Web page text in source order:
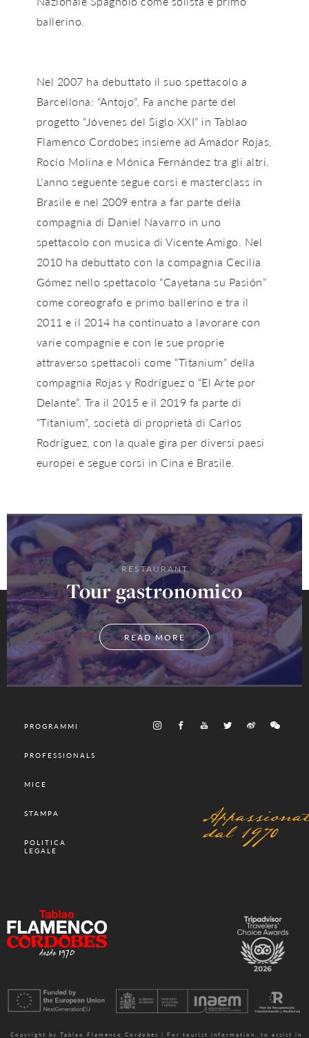
ballerino.
Nel 2007 ha debuttato il suo spettacolo a
Barcellona: “Antojo”. Fa anche parte del
progetto “Jóvenes del Siglo XXI” in Tablao
Flamenco Cordobes insieme ad Amador Rojas,
Rocío Molina e Mónica Fernández tra gli altri.
L’anno seguente segue corsi e masterclass in
Brasile e nel 2009 entra a far parte della
compagnia di Daniel Navarro in uno
spettacolo con musica di Vicente Amigo. Nel
2010 ha debuttato con la compagnia Cecilia
Gómez nello spettacolo “Cayetana su Pasión”
come coreografo e primo ballerino e tra il
2011 e il 2014 ha continuato a lavorare con
varie compagnie e con le sue proprie
attraverso spettacoli come “Titanium” della
compagnia Rojas y Rodríguez o “El Arte por
Delante”. Tra il 2015 e il 2019 fa parte di
“Titanium”, società di proprietà di Carlos
Rodríguez, con la quale gira per diversi paesi
europei e segue corsi in Cina e Brasile.
RESTAURANT
Tour gastronomico
READ MORE
PROGRAMMI
PROFESSIONALS
MICE
STAMPA
POLITICA
LEGALE
dal 1970
Copyright by Tablao Flamenco Cordobes | For tourist information, to assist in